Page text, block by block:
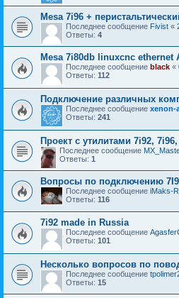
Mesa 7i96 +
Последнее сообщение Fivist «
Ответы: 4
Mesa 7i80db linuxcnc ethernet
Последнее сообщение black «
Ответы: 112
Подключение различных
Последнее сообщение xenon-
Ответы: 241
Проект с утилитами 7i92,
Последнее сообщение
Ответы: 1
Вопросы по подключению
Последнее сообщение iMaks-
Ответы: 116
7i92 made in Russia
Последнее сообщение
Ответы: 101
Несколько вопросов по
Последнее сообщение
Ответы: 15